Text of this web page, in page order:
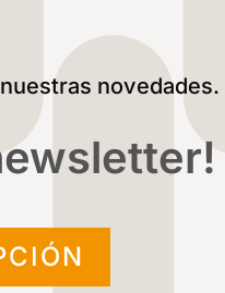
novedades.